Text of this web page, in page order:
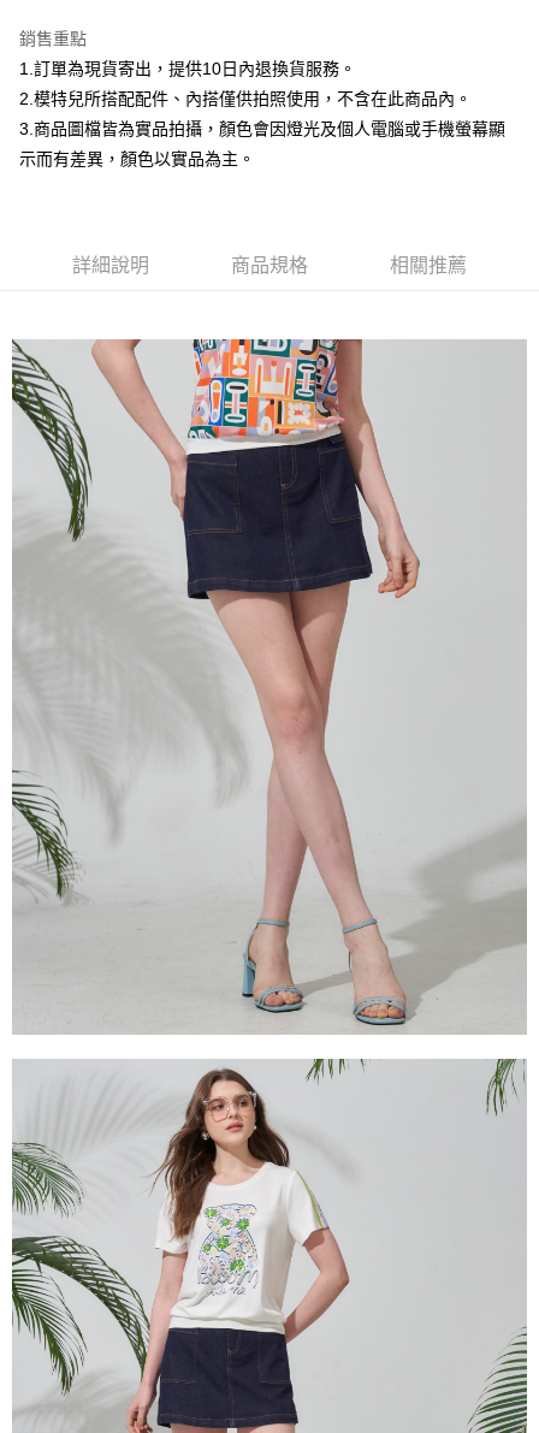
聯邦商業銀行
元大商業銀行
永豐商業銀行
台新國際商業銀行
中國信託商業銀行
台灣樂天信用卡公司
悠遊付
Google Pay
全盈+PAY
【大哥付你分期使用說明】
1.本服務由台灣大哥大提供，台灣大哥大用戶可立即使用無須另外申請。
成交易。
3.實際核准額度、可分期數及費用金額請依後續交易確認頁面所載為準。
4.訂單成立30分鐘內，如未前往確認交易或遇審核未通過，訂單將自動取
消。如遇「轉專審核」未通過狀況，表示未達大哥付你分期系統評分，恕無
法說明評估內容。
【繳款方式說明】
1.分期款項不併入電信帳單，「大哥付你分期」於每月結算日後寄送繳費提
醒簡訊。
2.透過簡訊連結打開帳單後，可選擇「超商條碼／台灣大直營門市／銀行轉
帳／街口支付／iPASS MONEY」等通路繳費。
1.本服務係由「台灣大哥大股份有限公司」（以下簡稱本公司）所提供，讓
用戶於交易時，得透過本服務購買商品或服務，並由商店將買賣／分期付款
買賣價金債權讓與本公司後，依約使用本公司帳單繳交帳款。
2.基於同意付款使用「大哥付你分期」之契約關係目的，商店將以您的個人
資料（包含姓名、電話或地址）提供予台灣大哥大進項蒐集、處理及利用，
由本公司與您本人進行分期帳單所需資料之確認、核對及更正。
3.完整用戶服務條款，請詳閱以下連結：
https://oppay.tw/userRule
AFTEE先享後付
AFTEE先享後付是「在收到商品之後才付款」的支付方式。 讓您購物簡單
便利好安心！
１．簡單：不需註冊會員、不需綁卡、不需儲值。
２．便利：只要手機號碼，簡訊認證，即可結帳。
３．安心：先確認商品／服務後，再付款。
【「AFTEE先享後付」結帳流程】
１．於結帳方式選擇「AFTEE先享後付」後，將跳轉至「AFTEE先享後付」
結帳頁面，進行簡訊認證並確認金額後，即可完成結帳。
２．訂單成立數日內，您將收到繳費通知簡訊。
３．收到繳費通知簡訊後14天內，點擊此簡訊中的連結，可透過四大超商／
ATM／網路銀行／等多元方式進行付款，方視為交易完成。
※ 請注意：結帳手續完成當下不需立刻繳費，但若您需要取消訂單，請聯絡
購買商品的店家。未經商家同意取消之訂單仍視為有效，需透過AFTEE先享
※ 交易是否成功請以「AFTEE先享後付 」之結帳頁面顯示為準，若有關於
是否繳費成功／繳費後需取消欲退款等相關疑問，請聯繫「AFTEE先享後付
https://netprotections.freshdesk.com/support/home
１．透過由恩沛科技股份有限公司提供之「AFTEE先享後付」服務完成之交
易，需依本服務之必要範圍內提供個人資料，並將交易相關給付款項請求債
權轉讓予恩沛科技股份有限公司。
２．關於個人資料處理事宜，請瀏覽以下網址：
https://aftee.tw/terms/#terms3
３．未成年的使用者請事先徵得法定代理人或監護人之同意方可使用
「AFTEE先享後付」，若未經同意申辦者引起之損失，本公司不負相關責
４．使用「AFTEE先享後付」時，將依據個別帳號之用戶狀況，依本公司即
時審查核予不同之上限額度；若仍有額度不足之情形，本公司將視審查結果
５．嚴禁一人註冊多個帳號或使用他人資訊註冊。若發現惡意使用之情形，
ATM付款
運送方式
全家取貨付款
每筆NT$120，滿NT$2,000(含以上)免運費
7-11取貨付款
每筆NT$120，滿NT$2,000(含以上)免運費
每筆NT$120，滿NT$2,000(含以上)免運費
銷售重點
1.訂單為現貨寄出，提供10日內退換貨服務。
2.模特兒所搭配配件、內搭僅供拍照使用，不含在此商品內。
3.商品圖檔皆為實品拍攝，顏色會因燈光及個人電腦或手機螢幕顯
示而有差異，顏色以實品為主。
詳細說明 商品規格 相關推薦